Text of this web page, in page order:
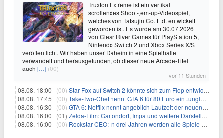
Truxton Extreme ist ein vertikal
scrollendes Shoot-‚em-up-Videospiel,
welches von Tatsujin Co. Ltd. entwickelt
geworden ist. Es wurde am 30.07.2026
von Clear River Games für PlayStation 5,
Nintendo Switch 2 und Xbox Series X/S
veröffentlicht. Wir haben unser Daheim in eine Spielhalle
verwandelt und herausgefunden, ob dieser neue Arcade-Titel
auch […] (00)
vor 11 Stunden
08.08. 18:00 | (00) Star Fox auf Switch 2 könnte sich zum Flop entwickeln
08.08. 17:45 | (00) Take-Two-Chef nennt GTA 6 für 80 Euro ein „unglaubliches Schnäppchen“
08.08. 16:30 | (00) GTA 6: Netflix nennt angeblich Laufzeit der neuen Gameplay-Präsentation
08.08. 16:00 | (01) Zelda-Film: Ganondorf, Impa und weitere Darsteller sollen feststehen
08.08. 16:00 | (00) Rockstar-CEO: In drei Jahren werden alle Spiele gestreamt